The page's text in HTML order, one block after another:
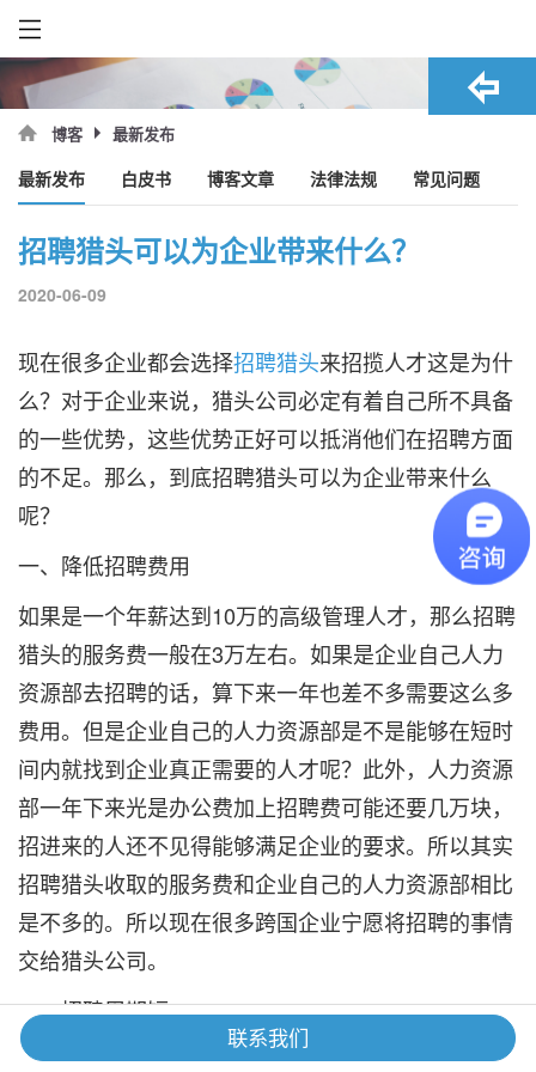
博客 最新发布
最新发布 白皮书 博客文章 法律法规 常见问题
招聘猎头可以为企业带来什么？
2020-06-09
现在很多企业都会选择招聘猎头来招揽人才这是为什
么？对于企业来说，猎头公司必定有着自己所不具备
的一些优势，这些优势正好可以抵消他们在招聘方面
的不足。那么，到底招聘猎头可以为企业带来什么
呢？
一、降低招聘费用
如果是一个年薪达到10万的高级管理人才，那么招聘
猎头的服务费一般在3万左右。如果是企业自己人力
资源部去招聘的话，算下来一年也差不多需要这么多
费用。但是企业自己的人力资源部是不是能够在短时
间内就找到企业真正需要的人才呢？此外，人力资源
部一年下来光是办公费加上招聘费可能还要几万块，
招进来的人还不见得能够满足企业的要求。所以其实
招聘猎头收取的服务费和企业自己的人力资源部相比
是不多的。所以现在很多跨国企业宁愿将招聘的事情
交给猎头公司。
二、招聘周期短
现在猎头公司差不多两到三个月就能够完成一个订
联系我们